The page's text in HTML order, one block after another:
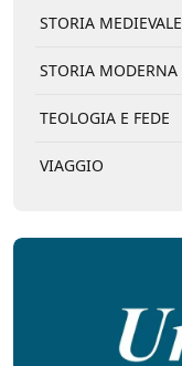
STORIA MEDIEVALE
STORIA MODERNA
TEOLOGIA E FEDE
VIAGGIO